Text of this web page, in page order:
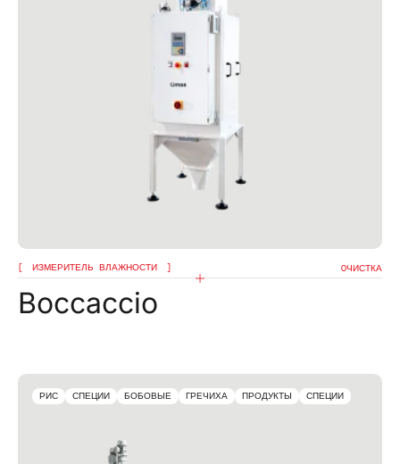
ИЗМЕРИТЕЛЬ ВЛАЖНОСТИ OЧИСТКА
Boccaccio
РИС СПЕЦИИ БОБОВЫЕ ГРЕЧИХА ПРОДУКТЫ СПЕЦИИ